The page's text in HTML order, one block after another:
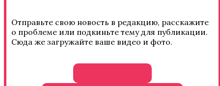
Отправьте свою новость в редакцию, расскажите
о проблеме или подкиньте тему для публикации.
Сюда же загружайте ваше видео и фото.